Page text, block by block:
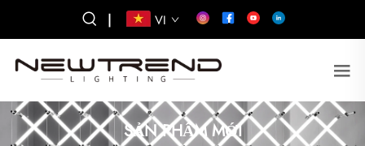
| VI
SẢN PHẨM MỚI